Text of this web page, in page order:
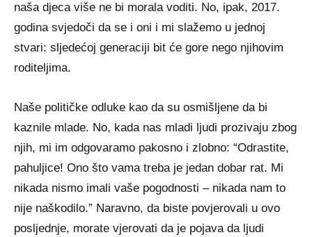
naša djeca više ne bi morala voditi. No, ipak, 2017.
godina svjedoči da se i oni i mi slažemo u jednoj
stvari: sljedećoj generaciji bit će gore nego njihovim
roditeljima.
Naše političke odluke kao da su osmišljene da bi
kaznile mlade. No, kada nas mladi ljudi prozivaju zbog
njih, mi im odgovaramo pakosno i zlobno: “Odrastite,
pahuljice! Ono što vama treba je jedan dobar rat. Mi
nikada nismo imali vaše pogodnosti – nikada nam to
nije naškodilo.” Naravno, da biste povjerovali u ovo
posljednje, morate vjerovati da je pojava da ljudi